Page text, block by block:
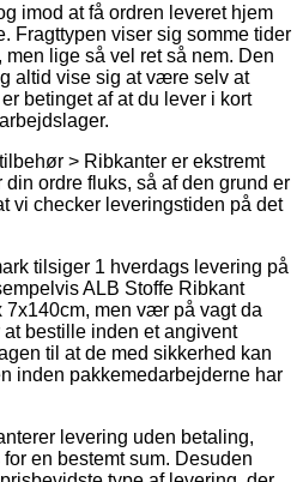
imod at få ordren leveret hjem
Fragttypen viser sig somme tider
lige så vel ret så nem. Den
altid vise sig at være selv at
betinget af at du lever i kort
> Ribkanter er ekstremt
ordre fluks, så af den grund er
vi checker leveringstiden på det
tilsiger 1 hverdags levering på
ALB Stoffe Ribkant
men vær på vagt da
bestille inden et angivent
til at de med sikkerhed kan
inden pakkemedarbejderne har
levering uden betaling,
en bestemt sum. Desuden